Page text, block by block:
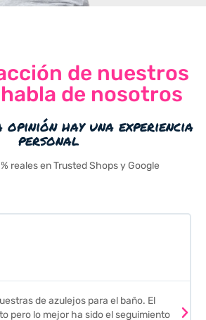
de nuestros
de nosotros
opinión hay una experiencia
personal
reales en Trusted Shops y Google
de azulejos para el baño. El
pero lo mejor ha sido el seguimiento